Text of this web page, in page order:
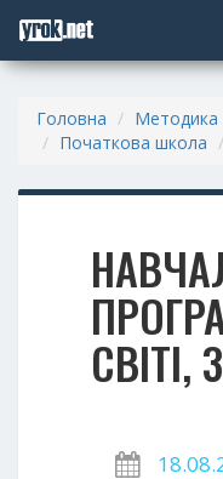
Головна Методика
Початкова школа
СВІТІ,